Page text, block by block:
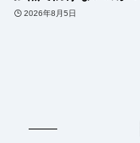
2026年8月5日